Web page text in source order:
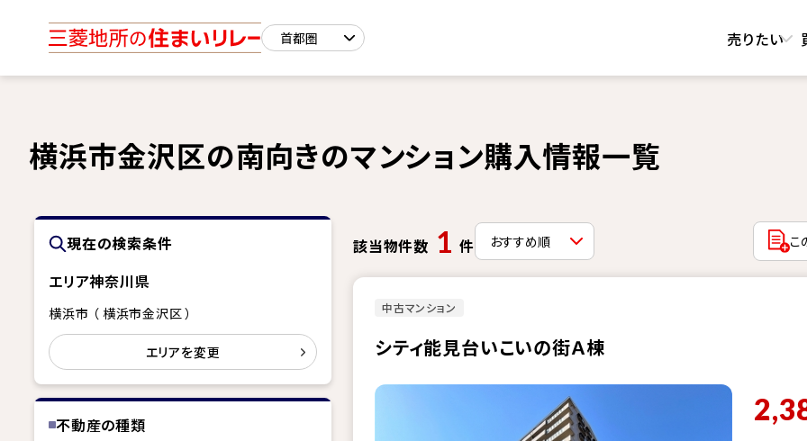
売りたい
横浜市金沢区の南向きのマンション購入情報一覧
現在の検索条件
エリア神奈川県
横浜市 （ 横浜市金沢区 ）
エリアを変更
不動産の種類
該当物件数 1 件 こ
中古マンション
シティ能見台いこいの街Ａ棟